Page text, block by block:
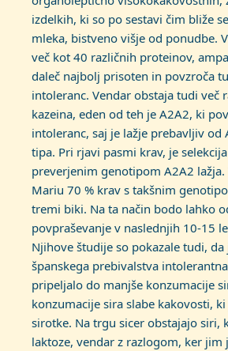
izdelkih, ki so po sestavi čim bliže
mleka, bistveno višje od ponudbe.
več kot 40 različnih proteinov,
daleč najbolj prisoten in povzroča
intoleranc. Vendar obstaja tudi več
kazeina, eden od teh je A2A2, ki
intoleranc, saj je lažje prebavljiv od
tipa. Pri rjavi pasmi krav, je
preverjenim genotipom A2A2
Mariu 70 % krav s takšnim
tremi biki. Na ta način bodo lahko
povpraševanje v naslednjih 10-15
Njihove študije so pokazale tudi, da
španskega prebivalstva
pripeljalo do manjše konzumacije
konzumacije sira slabe kakovosti,
sirotke. Na trgu sicer obstajajo siri,
laktoze, vendar z razlogom, ker jim